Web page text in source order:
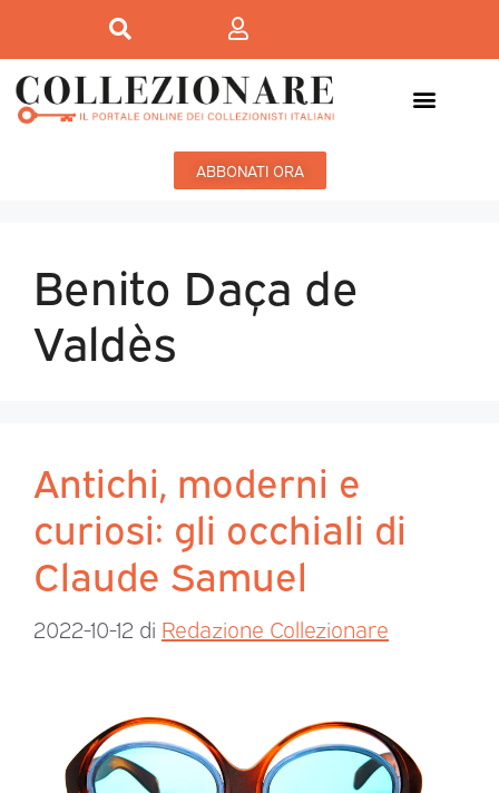
ABBONATI ORA
Benito Daça de
Valdès
Antichi, moderni e
curiosi: gli occhiali di
Claude Samuel
2022-10-12 di Redazione Collezionare